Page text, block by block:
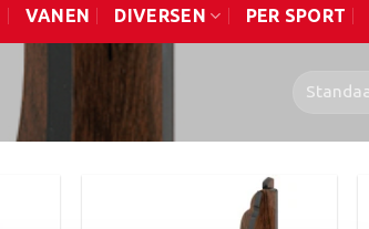
VANEN DIVERSEN PER SPORT